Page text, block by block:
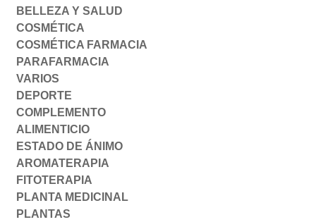
BELLEZA Y SALUD
COSMÉTICA
COSMÉTICA FARMACIA
PARAFARMACIA
VARIOS
DEPORTE
COMPLEMENTO
ALIMENTICIO
ESTADO DE ÁNIMO
AROMATERAPIA
FITOTERAPIA
PLANTA MEDICINAL
PLANTAS